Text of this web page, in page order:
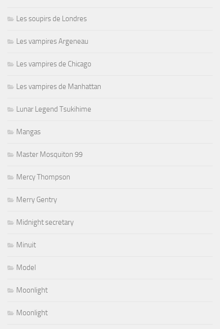
Les soupirs de Londres
Les vampires Argeneau
Les vampires de Chicago
Les vampires de Manhattan
Lunar Legend Tsukihime
Mangas
Master Mosquiton 99
Mercy Thompson
Merry Gentry
Midnight secretary
Minuit
Model
Moonlight
Moonlight